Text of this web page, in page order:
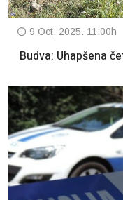
9 Oct, 2025. 11:00h
Budva: Uhapšena